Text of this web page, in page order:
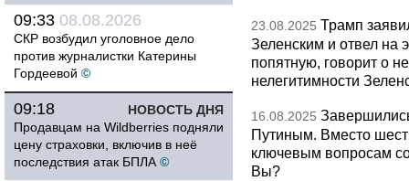
09:33 08.08.2026
СКР возбудил уголовное дело
против журналистки Катерины
Гордеевой ©
НОВОСТЬ ДНЯ
09:18
Продавцам на Wildberries подняли
цену страховки, включив в неё
последствия атак БПЛА ©
23.08.2025 Трамп
Зеленским и отвел на
попятную, говорит о
нелегитимности
16.08.2025
Путиным. Вместо
ключевым вопросам
Вы?